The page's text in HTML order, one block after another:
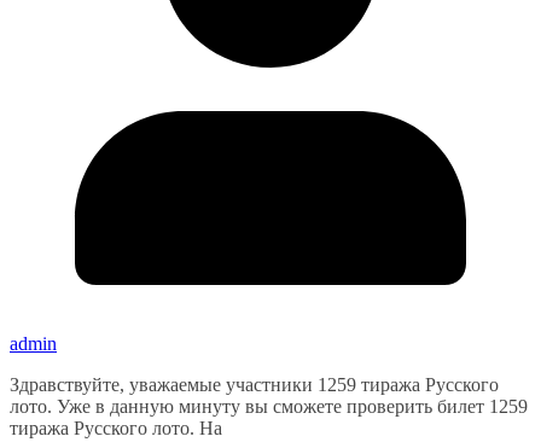
admin
Здравствуйте, уважаемые участники 1259 тиража Русского
лото. Уже в данную минуту вы сможете проверить билет 1259
тиража Русского лото. На